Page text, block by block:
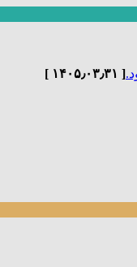
[ ۱۴۰۵٫۰۳٫۳۱ ]